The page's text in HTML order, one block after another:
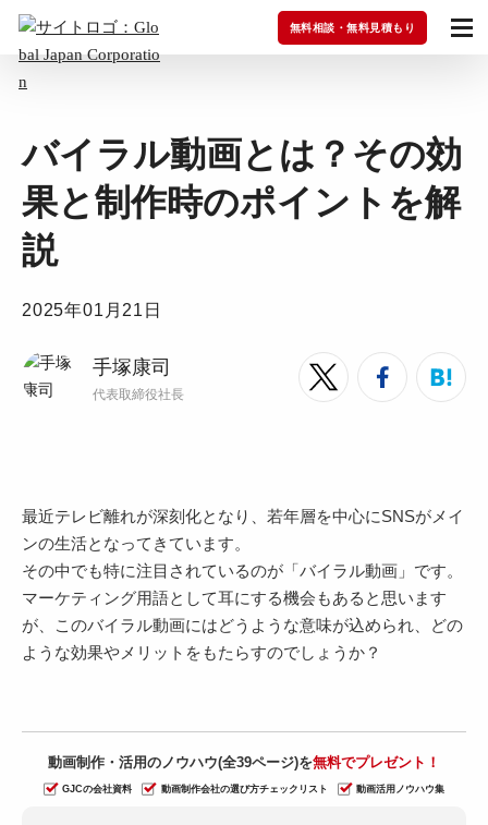
無料相談・無料見積もり
バイラル動画とは？その効
果と制作時のポイントを解
説
2025年01月21日
手塚康司
代表取締役社長
最近テレビ離れが深刻化となり、若年層を中心にSNSがメイ
ンの生活となってきています。
その中でも特に注目されているのが「バイラル動画」です。
マーケティング用語として耳にする機会もあると思います
が、このバイラル動画にはどうような意味が込められ、どの
ような効果やメリットをもたらすのでしょうか？
動画制作・活用のノウハウ(全39ページ)を無料でプレゼント！
GJCの会社資料 動画制作会社の選び方チェックリスト 動画活用ノウハウ集